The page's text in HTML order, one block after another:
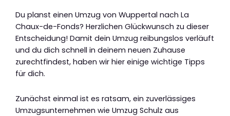
Du planst einen Umzug von Wuppertal nach La
Chaux-de-Fonds? Herzlichen Glückwunsch zu dieser
Entscheidung! Damit dein Umzug reibungslos verläuft
und du dich schnell in deinem neuen Zuhause
zurechtfindest, haben wir hier einige wichtige Tipps
für dich.
Zunächst einmal ist es ratsam, ein zuverlässiges
Umzugsunternehmen wie Umzug Schulz aus